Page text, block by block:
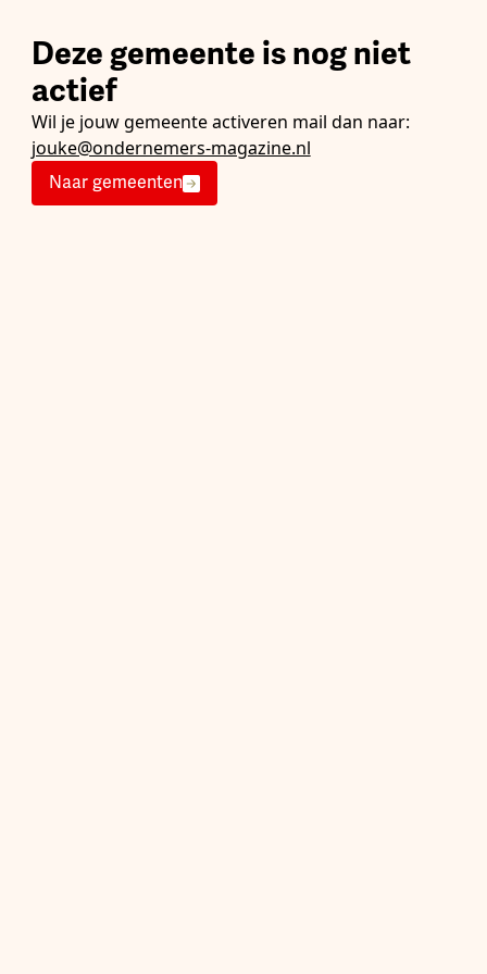
Deze gemeente is nog niet
actief
Wil je jouw gemeente activeren mail dan naar:
jouke@ondernemers-magazine.nl
Naar gemeenten